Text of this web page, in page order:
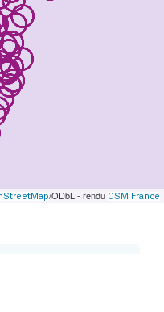
/ODbL - rendu OSM France